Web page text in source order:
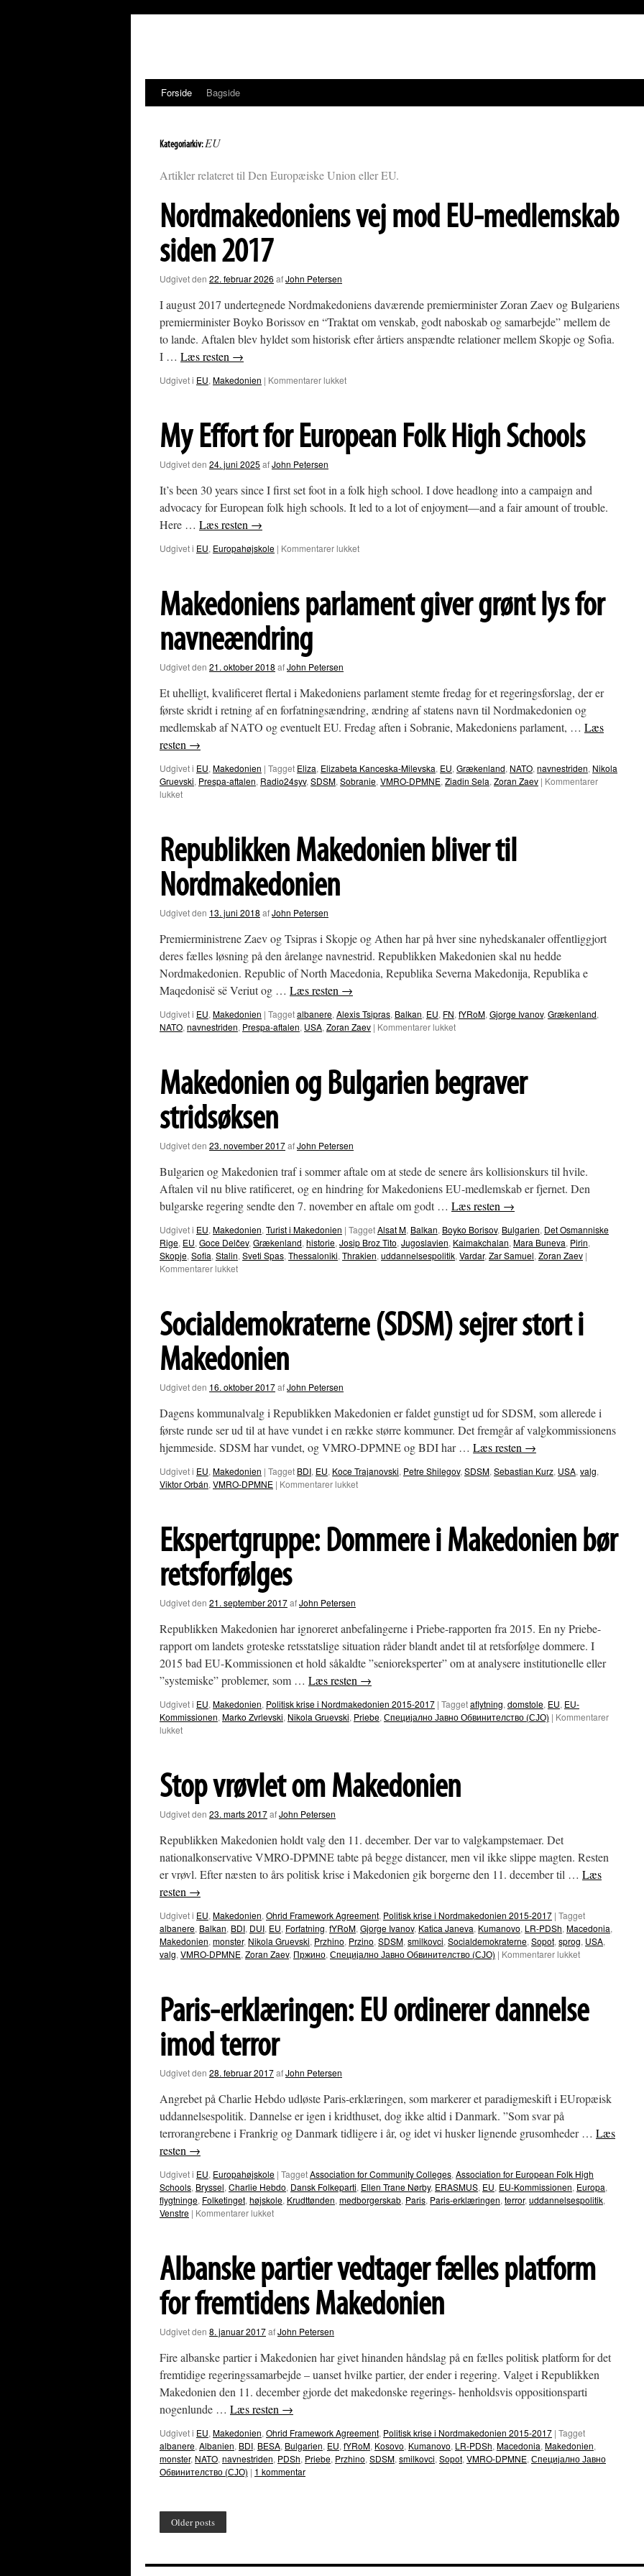
Forside Bagside
Kategoriarkiv: EU
Artikler relateret til Den Europæiske Union eller EU.
Nordmakedoniens vej mod EU-medlemskab
siden 2017
Udgivet den 22. februar 2026 afJohn Petersen
I august 2017 undertegnede Nordmakedoniens daværende premierminister Zoran Zaev og Bulgariens
premierminister Boyko Borissov en “Traktat om venskab, godt naboskab og samarbejde” mellem de
to lande. Aftalen blev hyldet som historisk efter årtiers anspændte relationer mellem Skopje og Sofia.
I … Læs resten →
Udgivet i EU, Makedonien | Kommentarer lukkettil
EU-
medlemskab
siden
My Effort for European Folk High Schools
Udgivet den 24. juni 2025 afJohn Petersen
It’s been 30 years since I first set foot in a folk high school. I dove headlong into a campaign and
advocacy for European folk high schools. It led to a lot of enjoyment—and a fair amount of trouble.
Here … Læs resten →
Udgivet i EU, Europahøjskole | Kommentarer lukkettil
European
Makedoniens parlament giver grønt lys for
navneændring
Udgivet den 21. oktober 2018 afJohn Petersen
Et uhelligt, kvalificeret flertal i Makedoniens parlament stemte fredag for et regeringsforslag, der er
første skridt i retning af en forfatningsændring, ændring af statens navn til Nordmakedonien og
medlemskab af NATO og eventuelt EU. Fredag aften i Sobranie, Makedoniens parlament, … Læs
resten →
Udgivet i EU, Makedonien | Tagget Eliza, Elizabeta Kanceska-Milevska, EU, Grækenland, NATO, navnestriden, Nikola
Gruevski, Prespa-aftalen, Radio24syv, SDSM, Sobranie, VMRO-DPMNE, Ziadin Sela, Zoran Zaev | Kommentarer
lukkettil
grønt
lys
for
navneændring
Republikken Makedonien bliver til
Nordmakedonien
Udgivet den 13. juni 2018 afJohn Petersen
Premierministrene Zaev og Tsipras i Skopje og Athen har på hver sine nyhedskanaler offentliggjort
deres fælles løsning på den årelange navnestrid. Republikken Makedonien skal nu hedde
Nordmakedonien. Republic of North Macedonia, Republika Severna Makedonija, Republika e
Maqedonisë së Veriut og … Læs resten →
Udgivet i EU, Makedonien | Taggetalbanere, Alexis Tsipras, Balkan, EU, FN, fYRoM, Gjorge Ivanov, Grækenland,
NATO, navnestriden, Prespa-aftalen, USA, Zoran Zaev | Kommentarer lukkettil
til
Nordmakedonien
Makedonien og Bulgarien begraver
stridsøksen
Udgivet den 23. november 2017afJohn Petersen
Bulgarien og Makedonien traf i sommer aftale om at stede de senere års kollisionskurs til hvile.
Aftalen vil nu blive ratificeret, og en hindring for Makedoniens EU-medlemskab er fjernet. Den
bulgarske regering sendte den 7. november en aftale om godt … Læs resten →
Udgivet i EU, Makedonien, Turist i Makedonien | TaggetAlsat M, Balkan, Boyko Borisov, Bulgarien, Det Osmanniske
Rige, EU, Goce Delčev, Grækenland, historie, Josip Broz Tito, Jugoslavien, Kaimakchalan, Mara Buneva, Pirin,
Skopje, Sofia, Stalin, Sveti Spas, Thessaloniki, Thrakien, uddannelsespolitik, Vardar, Zar Samuel, Zoran Zaev |
Kommentarer lukkettil
begraver
stridsøksen
Socialdemokraterne (SDSM) sejrer stort i
Makedonien
Udgivet den 16. oktober 2017afJohn Petersen
Dagens kommunalvalg i Republikken Makedonien er faldet gunstigt ud for SDSM, som allerede i
første runde ser ud til at have vundet i en række større kommuner. Det fremgår af valgkommissionens
hjemmeside. SDSM har vundet, og VMRO-DPMNE og BDI har … Læs resten →
Udgivet i EU, Makedonien | Tagget BDI, EU, Koce Trajanovski, Petre Shilegov, SDSM, Sebastian Kurz, USA, valg,
Viktor Orbán, VMRO-DPMNE | Kommentarer lukkettil
stort
Ekspertgruppe: Dommere i Makedonien bør
retsforfølges
Udgivet den 21. september 2017afJohn Petersen
Republikken Makedonien har ignoreret anbefalingerne i Priebe-rapporten fra 2015. En ny Priebe-
rapport om landets groteske retsstatslige situation råder blandt andet til at retsforfølge dommere. I
2015 bad EU-Kommissionen et hold såkaldte ”senioreksperter” om at analysere institutionelle eller
”systemiske” problemer, som … Læs resten →
Udgivet i EU, Makedonien, Politisk krise i Nordmakedonien 2015-2017 | Taggetaflytning, domstole, EU, EU-
Kommissionen, Marko Zvrlevski, Nikola Gruevski, Priebe, Специјално Јавно Обвинителство (СЈО) | Kommentarer
lukkettil
Makedonien
bør
retsforfølges
Stop vrøvlet om Makedonien
Udgivet den 23. marts 2017afJohn Petersen
Republikken Makedonien holdt valg den 11. december. Der var to valgkampstemaer. Det
nationalkonservative VMRO-DPMNE tabte på begge distancer, men vil ikke slippe magten. Resten
er vrøvl. Efter næsten to års politisk krise i Makedonien gik borgerne den 11. december til … Læs
resten →
Udgivet i EU, Makedonien, Ohrid Framework Agreement, Politisk krise i Nordmakedonien 2015-2017 | Tagget
albanere, Balkan, BDI, DUI, EU, Forfatning, fYRoM, Gjorge Ivanov, Katica Janeva, Kumanovo, LR-PDSh, Macedonia,
Makedonien, monster, Nikola Gruevski, Przhino, Przino, SDSM, smilkovci, Socialdemokraterne, Sopot, sprog, USA,
valg, VMRO-DPMNE, Zoran Zaev, Пржино, Специјално Јавно Обвинителство (СЈО) | Kommentarer lukkettil
Makedonien
Paris-erklæringen: EU ordinerer dannelse
imod terror
Udgivet den 28. februar 2017afJohn Petersen
Angrebet på Charlie Hebdo udløste Paris-erklæringen, som markerer et paradigmeskift i EUropæisk
uddannelsespolitik. Dannelse er igen i kridthuset, dog ikke altid i Danmark. ”Som svar på
terrorangrebene i Frankrig og Danmark tidligere i år, og idet vi husker lignende grusomheder … Læs
resten →
Udgivet i EU, Europahøjskole | TaggetAssociation for Community Colleges, Association for European Folk High
Schools, Bryssel, Charlie Hebdo, Dansk Folkeparti, Ellen Trane Nørby, ERASMUS, EU, EU-Kommissionen, Europa,
flygtninge, Folketinget, højskole, Krudttønden, medborgerskab, Paris, Paris-erklæringen, terror, uddannelsespolitik,
Venstre | Kommentarer lukkettil
ordinerer
dannelse
terror
Albanske partier vedtager fælles platform
for fremtidens Makedonien
Udgivet den 8. januar 2017afJohn Petersen
Fire albanske partier i Makedonien har givet hinanden håndslag på en fælles politisk platform for det
fremtidige regeringssamarbejde – uanset hvilke partier, der ender i regering. Valget i Republikken
Makedonien den 11. december gjorde det makedonske regerings- henholdsvis oppositionsparti
nogenlunde … Læs resten →
Udgivet i EU, Makedonien, Ohrid Framework Agreement, Politisk krise i Nordmakedonien 2015-2017 | Tagget
albanere, Albanien, BDI, BESA, Bulgarien, EU, fYRoM, Kosovo, Kumanovo, LR-PDSh, Macedonia, Makedonien,
monster, NATO, navnestriden, PDSh, Priebe, Przhino, SDSM, smilkovci, Sopot, VMRO-DPMNE, Специјално Јавно
Обвинителство (СЈО) | 1 kommentar
Older posts